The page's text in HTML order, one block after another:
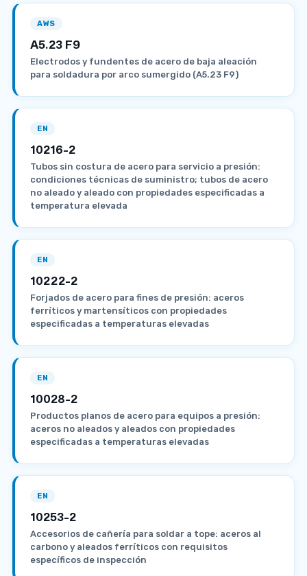
AWS
A5.23 F9
Electrodos y fundentes de acero de baja aleación
para soldadura por arco sumergido (A5.23 F9)
EN
10216-2
Tubos sin costura de acero para servicio a presión:
condiciones técnicas de suministro; tubos de acero
no aleado y aleado con propiedades especificadas a
temperatura elevada
EN
10222-2
Forjados de acero para fines de presión: aceros
ferríticos y martensíticos con propiedades
especificadas a temperaturas elevadas
EN
10028-2
Productos planos de acero para equipos a presión:
aceros no aleados y aleados con propiedades
especificadas a temperaturas elevadas
EN
10253-2
Accesorios de cañería para soldar a tope: aceros al
carbono y aleados ferríticos con requisitos
específicos de inspección